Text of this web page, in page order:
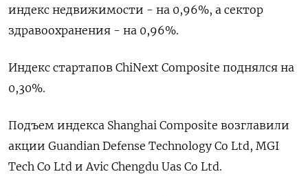
индекс недвижимости - на 0,96%​, а сектор
здравоохранения - на 0,96%.
Индекс стартапов ChiNext Composite поднялся на
0,30%.
Подъем индекса Shanghai Composite возглавили
акции Guandian Defense Technology Co Ltd, MGI
Tech Co Ltd и Avic Chengdu Uas Co Ltd.